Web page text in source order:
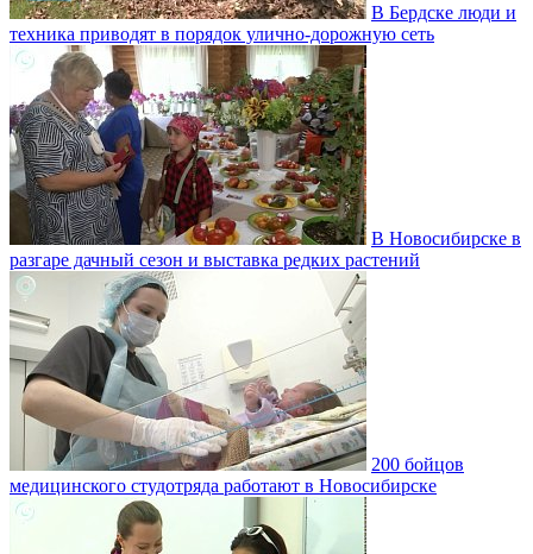
В Бердске люди и
техника приводят в порядок улично‑дорожную сеть
В Новосибирске в
разгаре дачный сезон и выставка редких растений
200 бойцов
медицинского студотряда работают в Новосибирске